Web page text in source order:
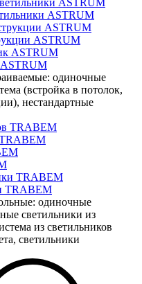
ASTRUM
ASTRUM
ASTRUM
одиночные
(встройка в потолок,
нестандартные
TRABEM
одиночные
светильники из
из светильников
светильники